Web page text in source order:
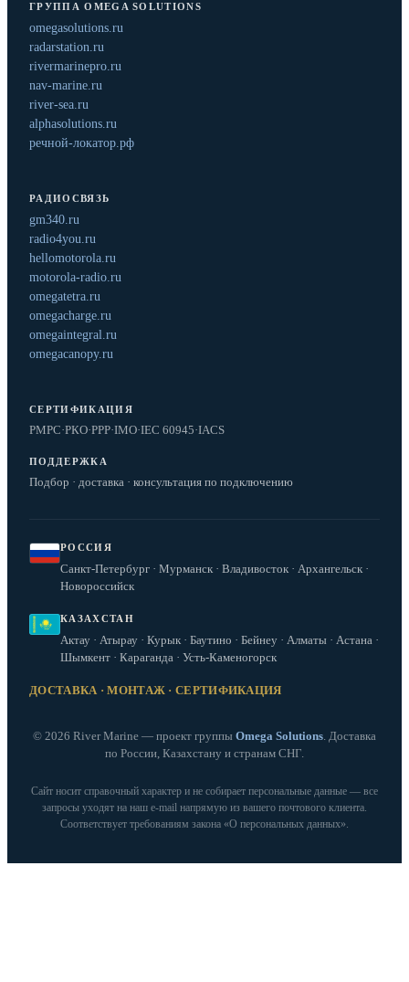
ГРУППА OMEGA SOLUTIONS
omegasolutions.ru
radarstation.ru
rivermarinepro.ru
nav-marine.ru
river-sea.ru
alphasolutions.ru
речной-локатор.рф
РАДИОСВЯЗЬ
gm340.ru
radio4you.ru
hellomotorola.ru
motorola-radio.ru
omegatetra.ru
omegacharge.ru
omegaintegral.ru
omegacanopy.ru
СЕРТИФИКАЦИЯ
РМРС·РКО·РРР·IMO·IEC 60945·IACS
ПОДДЕРЖКА
Подбор · доставка · консультация по подключению
РОССИЯ
Санкт-Петербург · Мурманск · Владивосток · Архангельск ·
Новороссийск
КАЗАХСТАН
Актау · Атырау · Курык · Баутино · Бейнеу · Алматы · Астана ·
Шымкент · Караганда · Усть-Каменогорск
ДОСТАВКА · МОНТАЖ · СЕРТИФИКАЦИЯ
© 2026 River Marine — проект группы Omega Solutions. Доставка
по России, Казахстану и странам СНГ.
Сайт носит справочный характер и не собирает персональные данные — все
запросы уходят на наш e‑mail напрямую из вашего почтового клиента.
Соответствует требованиям закона «О персональных данных».